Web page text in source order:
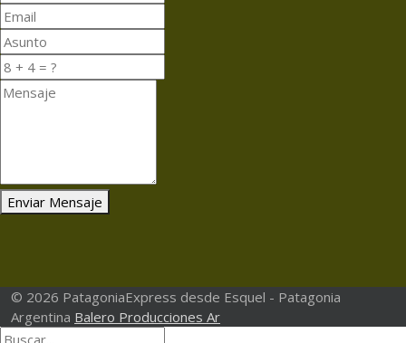
Enviar Mensaje
© 2026 PatagoniaExpress desde Esquel - Patagonia
Argentina Balero Producciones Ar